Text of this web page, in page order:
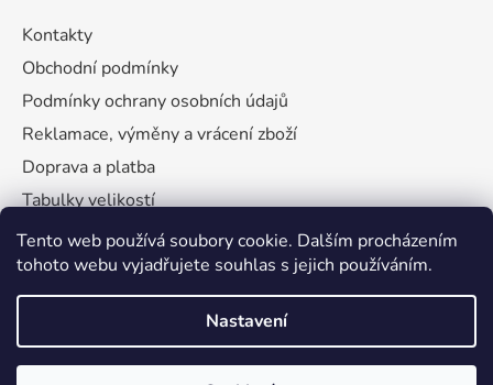
Tento web používá soubory cookie. Dalším procházením
tohoto webu vyjadřujete souhlas s jejich používáním.
Nastavení
Kontakty
Obchodní podmínky
Podmínky ochrany osobních údajů
Reklamace, výměny a vrácení zboží
Doprava a platba
Tabulky velikostí